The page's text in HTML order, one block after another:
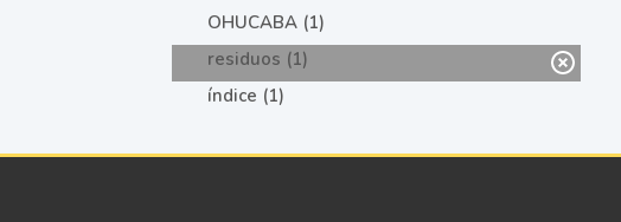
OHUCABA (1)
residuos (1)
índice (1)